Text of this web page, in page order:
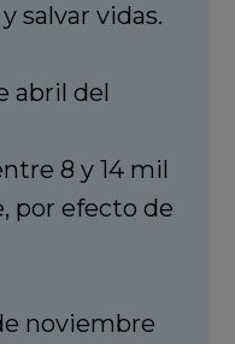
salvar vidas.
abril del
8 y 14 mil
por efecto de
noviembre